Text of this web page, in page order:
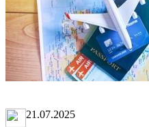
21.07.2025